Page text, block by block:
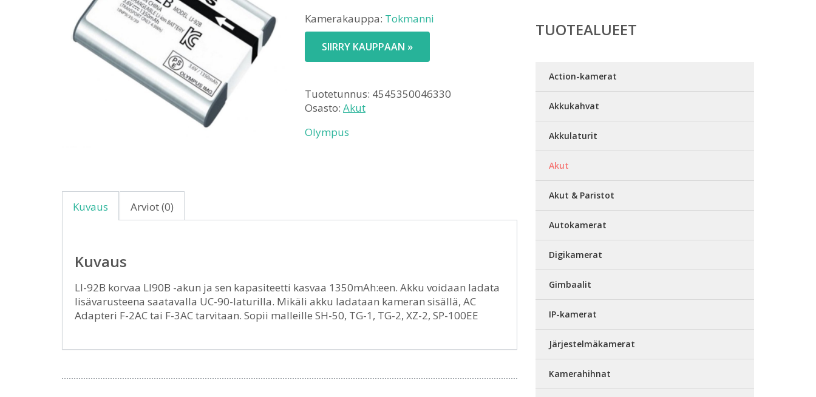
Kamerakauppa: Tokmanni
SIIRRY KAUPPAAN »
Tuotetunnus: 4545350046330
Osasto: Akut
Olympus
Kuvaus Arviot (0)
Kuvaus
LI-92B korvaa LI90B -akun ja sen kapasiteetti kasvaa 1350mAh:een. Akku voidaan ladata
lisävarusteena saatavalla UC-90-laturilla. Mikäli akku ladataan kameran sisällä, AC
Adapteri F-2AC tai F-3AC tarvitaan. Sopii malleille SH-50, TG-1, TG-2, XZ-2, SP-100EE
TUOTEALUEET
Action-kamerat
Akkukahvat
Akkulaturit
Akut
Akut & Paristot
Autokamerat
Digikamerat
Gimbaalit
IP-kamerat
Järjestelmäkamerat
Kamerahihnat